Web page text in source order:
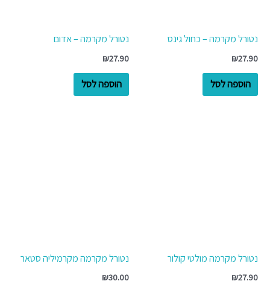
נטורל מקרמה – כחול גינס
₪27.90
הוספה לסל
נטורל מקרמה – אדום
₪27.90
הוספה לסל
נטורל מקרמה מולטי קולור
₪27.90
נטורל מקרמה מקרמיליה סטאר
₪30.00